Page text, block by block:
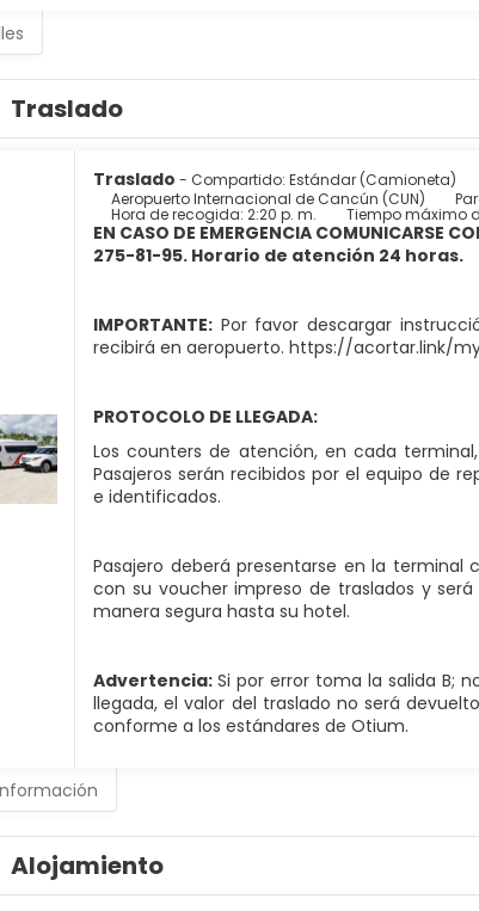
Traslado
Traslado - Compartido: Estándar (Camioneta)
Aeropuerto Internacional de Cancún (CUN)
Hora de recogida: 2:20 p. m. Tiempo máximo
EN CASO DE EMERGENCIA COMUNICARSE
275-81-95. Horario de atención 24 horas.
IMPORTANTE: Por favor descargar
recibirá en aeropuerto. https://acortar.link/
PROTOCOLO DE LLEGADA:
Los counters de atención, en cada
Pasajeros serán recibidos por el equipo de
e identificados.
Pasajero deberá presentarse en la terminal
con su voucher impreso de traslados y
manera segura hasta su hotel.
Advertencia:Si por error toma la salida B;
llegada, el valor del traslado no será
conforme a los estándares de Otium.
Alojamiento